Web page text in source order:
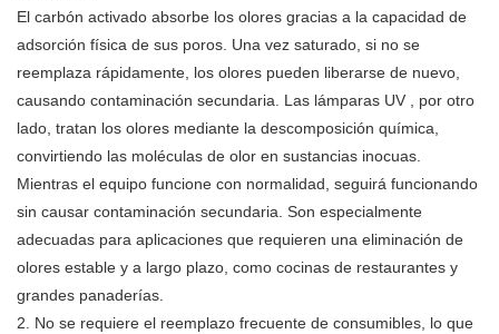
El carbón activado absorbe los olores gracias a la capacidad de
adsorción física de sus poros. Una vez saturado, si no se
reemplaza rápidamente, los olores pueden liberarse de nuevo,
causando contaminación secundaria. Las lámparas UV , por otro
lado, tratan los olores mediante la descomposición química,
convirtiendo las moléculas de olor en sustancias inocuas.
Mientras el equipo funcione con normalidad, seguirá funcionando
sin causar contaminación secundaria. Son especialmente
adecuadas para aplicaciones que requieren una eliminación de
olores estable y a largo plazo, como cocinas de restaurantes y
grandes panaderías.
2. No se requiere el reemplazo frecuente de consumibles, lo que